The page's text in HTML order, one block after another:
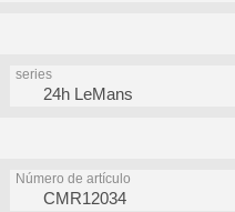
series
24h LeMans
Número de artículo
CMR12034